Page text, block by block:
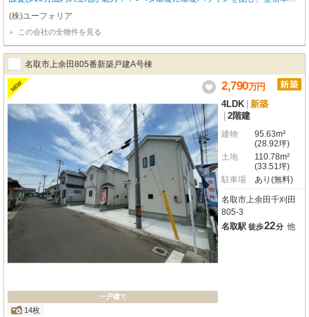
倍の壁パネルを諸所に配した通気工法で着工あら完成まで第三者機関による計
四回の検査を通過した物件のみ引き渡している為地震に強い家です●住宅性能
表示制度最高等級取得（設計住宅性能評価＋建設住宅性能評価）、長期優良住
宅認定物件（耐震、省エネ性等高い）、フラット35適合証明書あり
(株)ユーフォリア
この会社の全物件を見る
名取市上余田805番新築戸建A号棟
NEW
一戸建て
14枚
2,790万円
4LDK 新築
2階建
建物
95.63m²
(28.92坪)
土地
110.78m²
(33.51坪)
駐車場
あり(無料)
名取市上余田千刈田
805-3
名取駅 徒歩22分 他